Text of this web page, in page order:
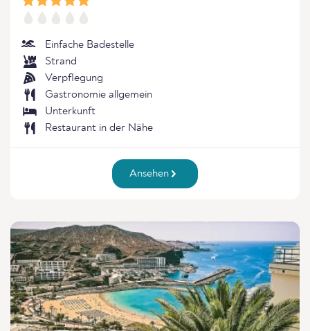
Einfache Badestelle
Strand
Verpflegung
Gastronomie allgemein
Unterkunft
Restaurant in der Nähe
Ansehen